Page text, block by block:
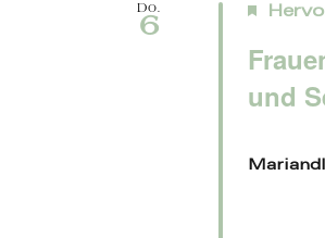
Do.
6
und